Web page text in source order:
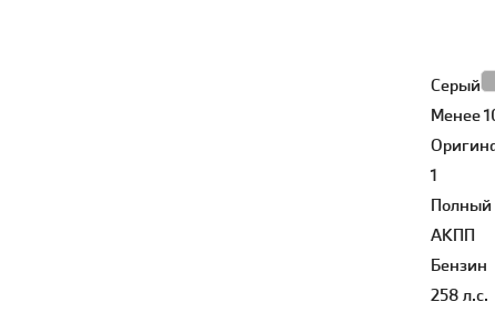
Серый
Менее
1
Полный
АКПП
Бензин
258 л.с.